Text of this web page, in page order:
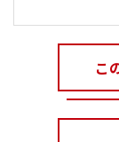
こ